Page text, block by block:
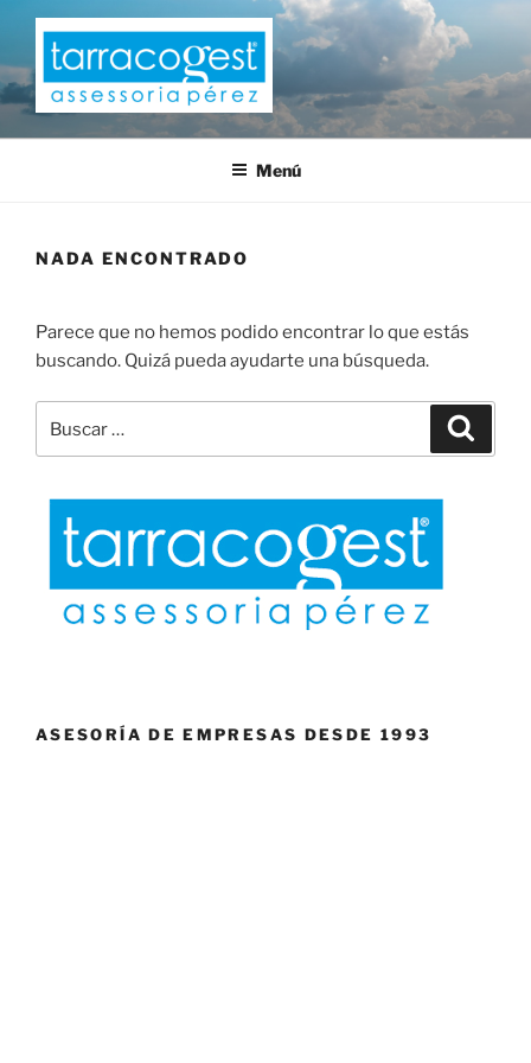
Saltar
contenido
TARRACOGEST
Menú
NADA ENCONTRADO
Parece que no hemos podido encontrar lo que estás
buscando. Quizá pueda ayudarte una búsqueda.
por:
ASESORÍA DE EMPRESAS DESDE 1993